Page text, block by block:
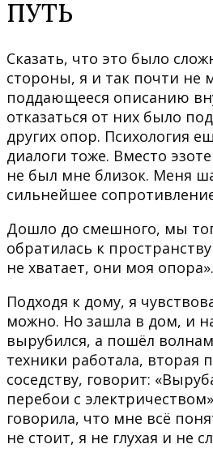
ПУТЬ
Сказать, что это было
стороны, я и так почти не
поддающееся описанию
отказаться от них было
других опор. Психология
диалоги тоже. Вместо
не был мне близок. Меня
сильнейшее
Дошло до смешного, мы
обратилась к
не хватает, они моя
Подходя к дому, я
можно. Но зашла в дом, и
вырубился, а пошёл
техники работала, вторая
соседству, говорит:
перебои с
говорила, что мне всё
не стоит, я не глухая и не